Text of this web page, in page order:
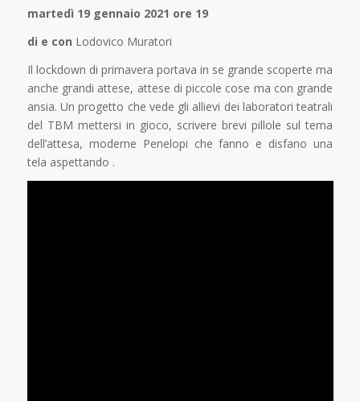
martedì 19 gennaio 2021 ore 19
di e con Lodovico Muratori
Il lockdown di primavera portava in se grande scoperte ma
anche grandi attese, attese di piccole cose ma con grande
ansia. Un progetto che vede gli allievi dei laboratori teatrali
del TBM mettersi in gioco, scrivere brevi pillole sul tema
dell’attesa, moderne Penelopi che fanno e disfano una
tela aspettando .